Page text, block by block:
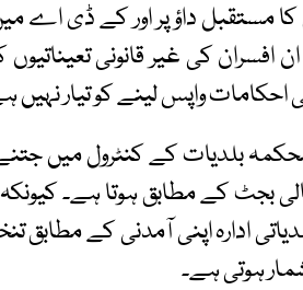
داؤ پر اور کے ڈی اے میں
کی غیر قانونی
احکامات واپس لینے کو تیار نہیں
بلدیات کے کنٹرول میں جتنے
بجٹ کے مطابق ہوتا ہے۔ کیونکہ
ادارہ اپنی آمدنی کے مطابق
ہوتی ہے۔